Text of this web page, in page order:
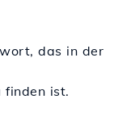
das in der
finden ist.